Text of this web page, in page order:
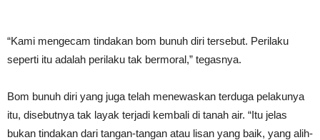
“Kami mengecam tindakan bom bunuh diri tersebut. Perilaku
seperti itu adalah perilaku tak bermoral,” tegasnya.
Bom bunuh diri yang juga telah menewaskan terduga pelakunya
itu, disebutnya tak layak terjadi kembali di tanah air. “Itu jelas
bukan tindakan dari tangan-tangan atau lisan yang baik, yang alih-